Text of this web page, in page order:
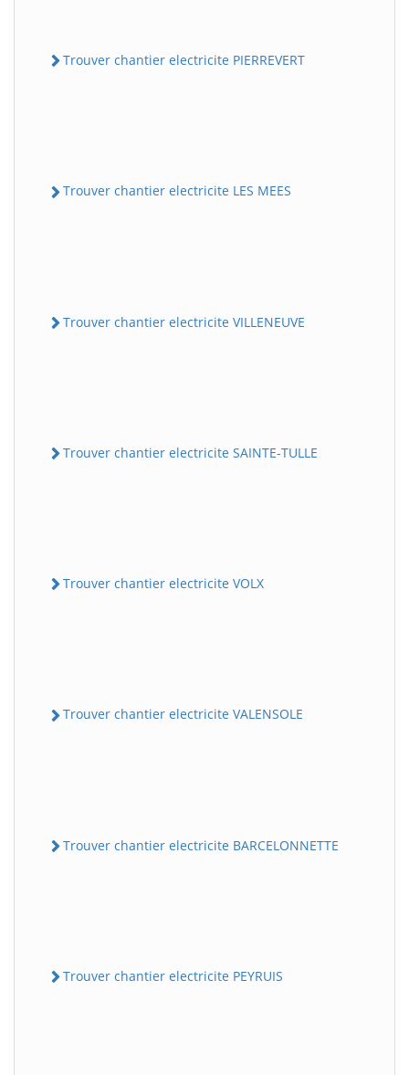
Trouver chantier electricite PIERREVERT
Trouver chantier electricite LES MEES
Trouver chantier electricite VILLENEUVE
Trouver chantier electricite SAINTE-TULLE
Trouver chantier electricite VOLX
Trouver chantier electricite VALENSOLE
Trouver chantier electricite BARCELONNETTE
Trouver chantier electricite PEYRUIS